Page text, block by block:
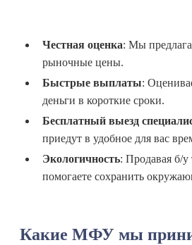
Честная оценка: Мы
рыночные цены.
Быстрые выплаты:
деньги в короткие сроки.
Бесплатный выезд
приедут в удобное для вас
Экологичность: Продавая б/
помогаете сохранить
Какие МФУ мы